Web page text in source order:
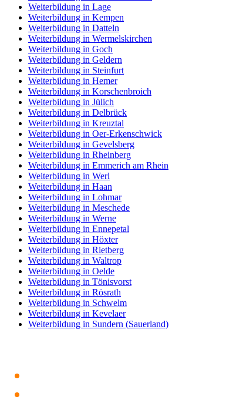
Weiterbildung in Lage
Weiterbildung in Kempen
Weiterbildung in Datteln
Weiterbildung in Wermelskirchen
Weiterbildung in Goch
Weiterbildung in Geldern
Weiterbildung in Steinfurt
Weiterbildung in Hemer
Weiterbildung in Korschenbroich
Weiterbildung in Jülich
Weiterbildung in Delbrück
Weiterbildung in Kreuztal
Weiterbildung in Oer-Erkenschwick
Weiterbildung in Gevelsberg
Weiterbildung in Rheinberg
Weiterbildung in Emmerich am Rhein
Weiterbildung in Werl
Weiterbildung in Haan
Weiterbildung in Lohmar
Weiterbildung in Meschede
Weiterbildung in Werne
Weiterbildung in Ennepetal
Weiterbildung in Höxter
Weiterbildung in Rietberg
Weiterbildung in Waltrop
Weiterbildung in Oelde
Weiterbildung in Tönisvorst
Weiterbildung in Rösrath
Weiterbildung in Schwelm
Weiterbildung in Kevelaer
Weiterbildung in Sundern (Sauerland)